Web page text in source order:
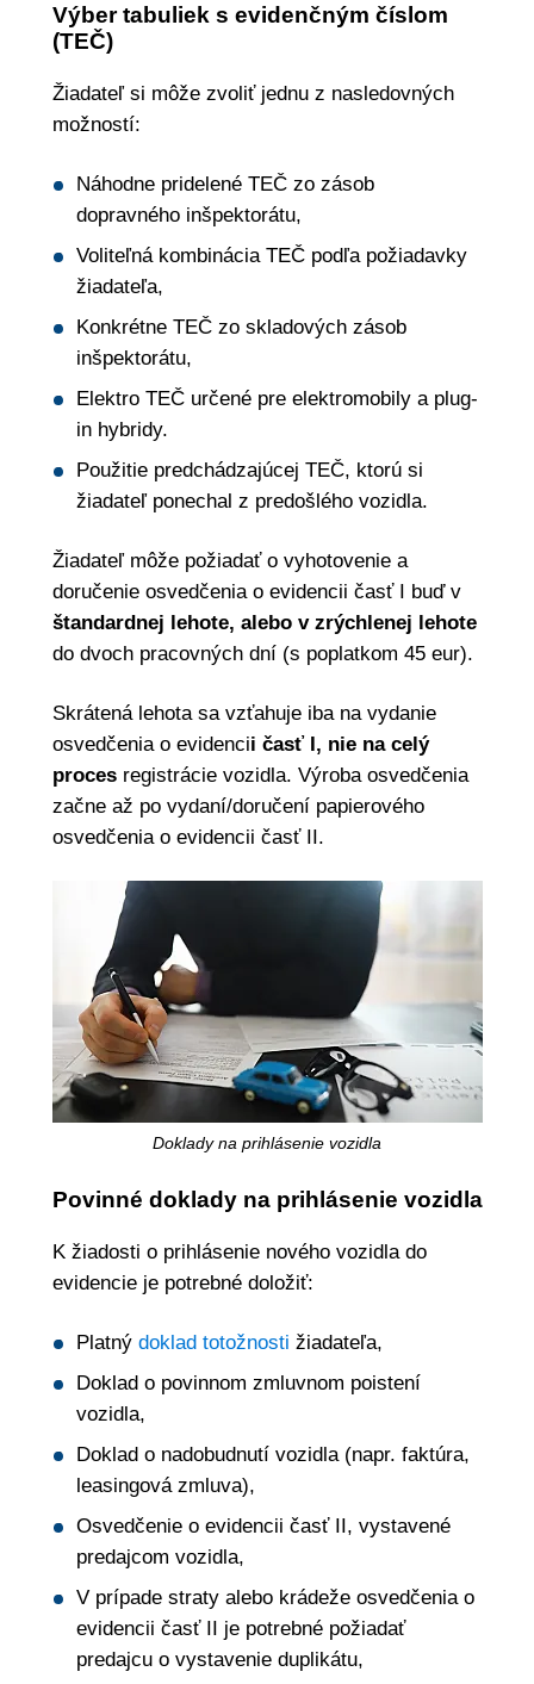
Výber tabuliek s evidenčným číslom
(TEČ)
Žiadateľ si môže zvoliť jednu z nasledovných
možností:
Náhodne pridelené TEČ zo zásob
dopravného inšpektorátu,
Voliteľná kombinácia TEČ podľa požiadavky
žiadateľa,
Konkrétne TEČ zo skladových zásob
inšpektorátu,
Elektro TEČ určené pre elektromobily a plug-
in hybridy.
Použitie predchádzajúcej TEČ, ktorú si
žiadateľ ponechal z predošlého vozidla.
Žiadateľ môže požiadať o vyhotovenie a
doručenie osvedčenia o evidencii časť I buď v
štandardnej lehote, alebo v zrýchlenej lehote
do dvoch pracovných dní (s poplatkom 45 eur).
Skrátená lehota sa vzťahuje iba na vydanie
osvedčenia o evidencii časť I, nie na celý
procesregistrácie vozidla. Výroba osvedčenia
začne až po vydaní/doručení papierového
osvedčenia o evidencii časť II.
Doklady na prihlásenie vozidla
Povinné doklady na prihlásenie vozidla
K žiadosti o prihlásenie nového vozidla do
evidencie je potrebné doložiť:
Platný doklad totožnosti žiadateľa,
Doklad o povinnom zmluvnom poistení
vozidla,
Doklad o nadobudnutí vozidla (napr. faktúra,
leasingová zmluva),
Osvedčenie o evidencii časť II, vystavené
predajcom vozidla,
V prípade straty alebo krádeže osvedčenia o
evidencii časť II je potrebné požiadať
predajcu o vystavenie duplikátu,